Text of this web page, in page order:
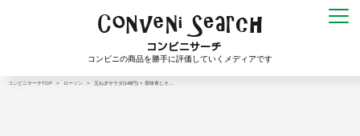
コンビニの商品を勝手に評価していくメディアです
コンビニサーチTOP > ローソン > 玉ねぎサラダ(148円) + 香味青じそ…